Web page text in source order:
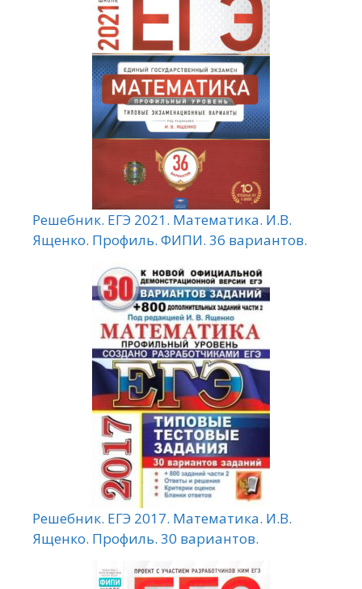
Решебник. ЕГЭ 2021. Математика. И.В.
Ященко. Профиль. ФИПИ. 36 вариантов.
Решебник. ЕГЭ 2017. Математика. И.В.
Ященко. Профиль. 30 вариантов.